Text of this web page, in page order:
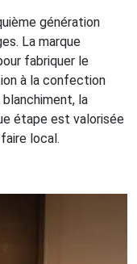
génération
La marque
fabriquer le
à la confection
la
étape est valorisée
local.